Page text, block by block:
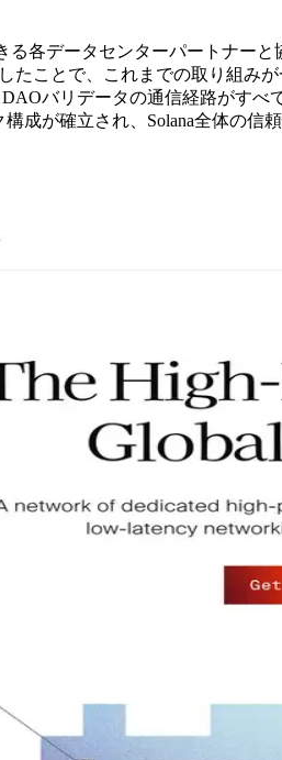
る各データセンターパートナー
たことで、これまでの取り組みが
バリデータの通信経路がす
成が確立され、Solana全体の信